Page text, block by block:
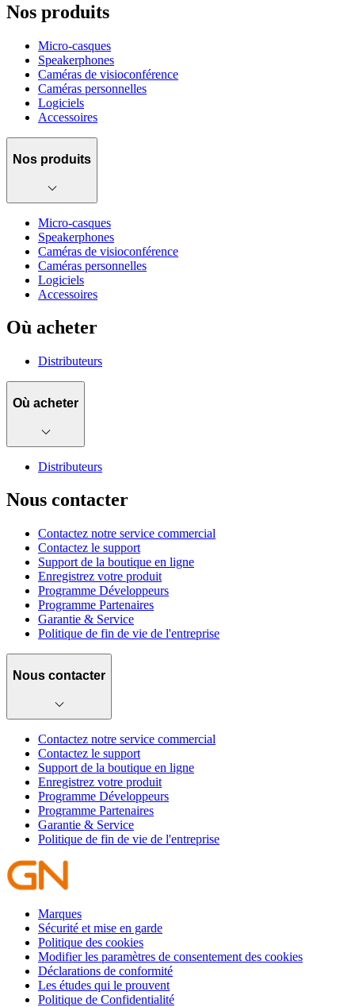
Nos produits
Micro-casques
Speakerphones
Caméras de visioconférence
Caméras personnelles
Logiciels
Accessoires
Nos produits
Micro-casques
Speakerphones
Caméras de visioconférence
Caméras personnelles
Logiciels
Accessoires
Où acheter
Distributeurs
Où acheter
Distributeurs
Nous contacter
Contactez notre service commercial
Contactez le support
Support de la boutique en ligne
Enregistrez votre produit
Programme Développeurs
Programme Partenaires
Garantie & Service
Politique de fin de vie de l'entreprise
Nous contacter
Contactez notre service commercial
Contactez le support
Support de la boutique en ligne
Enregistrez votre produit
Programme Développeurs
Programme Partenaires
Garantie & Service
Politique de fin de vie de l'entreprise
Marques
Sécurité et mise en garde
Politique des cookies
Modifier les paramètres de consentement des cookies
Déclarations de conformité
Les études qui le prouvent
Politique de Confidentialité